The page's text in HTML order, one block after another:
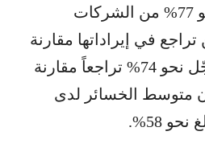
في آذار 2026، أبلغ نحو 77% من الشركات
في إيراداتها مقارنة
بشباط 2026، فيما سجّل نحو 74% تراجعاً مقارنة
أن متوسط الخسائر لدى
58%.